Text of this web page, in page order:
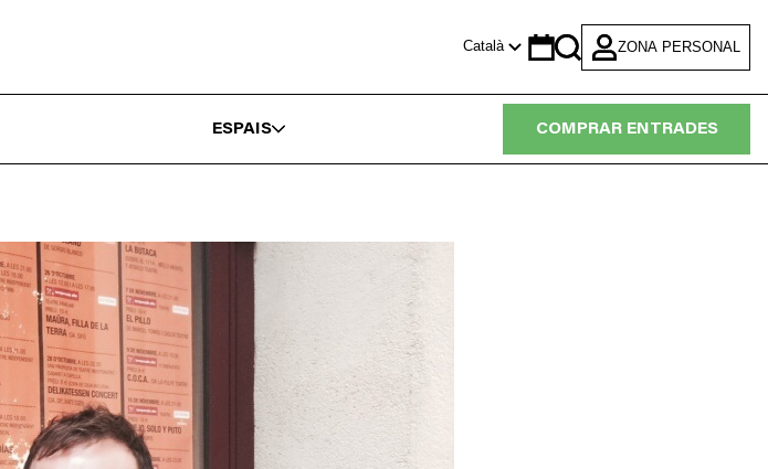
Català
Calendar
Search
ZONA PERSONAL
ESPAIS COMPRAR ENTRADES